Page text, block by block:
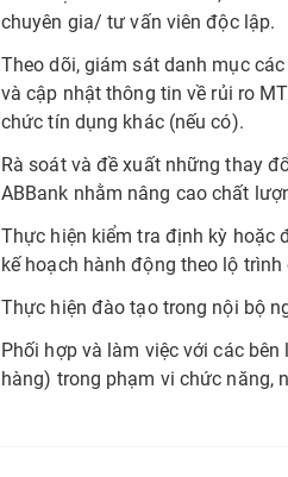
chuyên gia/ tư vấn viên độc lập.
Theo dõi, giám sát danh mục
và cập nhật thông tin về rủi ro
chức tín dụng khác (nếu có).
Rà soát và đề xuất những thay
ABBank nhằm nâng cao chất
Thực hiện kiểm tra định kỳ hoặc
kế hoạch hành động theo lộ trình
Thực hiện đào tạo trong nội bộ
Phối hợp và làm việc với các
hàng) trong phạm vi chức năng,